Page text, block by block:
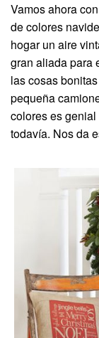
Vamos ahora
de colores
hogar un aire
gran aliada para
las cosas
pequeña
colores es
todavía. Nos da